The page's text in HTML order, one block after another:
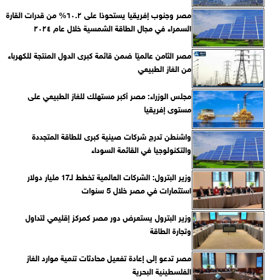
مصر وجنوب إفريقيا يستحوذا على ٦٠.٢% من قدرات القارة
السمراء في مجال الطاقة الشمسية خلال عام ٢٠٢٤
مصر الثامن عالميًا ضمن قائمة كبرى الدول المنتجة للكهرباء
من الغاز الطبيعي
مجلس الوزراء: مصر أكبر مستهلك للغاز الطبيعي على
مستوى إفريقيا
واشنطن تدرج شركات صينية كبرى للطاقة المتجددة
والتكنولوجيا في القائمة السوداء
وزير البترول: الشركات العالمية تخطط لـ17 مليار دولار
استثمارات في مصر خلال 5 سنوات
وزير البترول يستعرض دور مصر كمركز إقليمي لتداول
وتجارة الطاقة
مصر تدعو إلى إعادة تفعيل محادثات تنمية موارد الغاز
الفلسطينية البحرية